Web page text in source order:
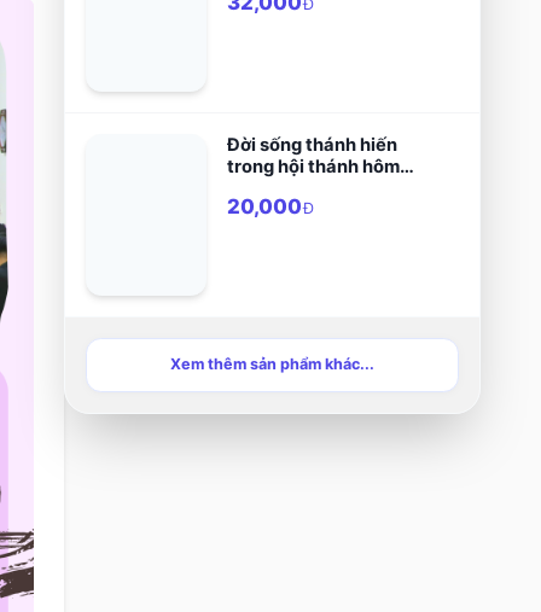
Đ
Đời sống thánh hiến
trong hội thánh hôm
20,000Đ
Xem thêm sản phẩm khác...